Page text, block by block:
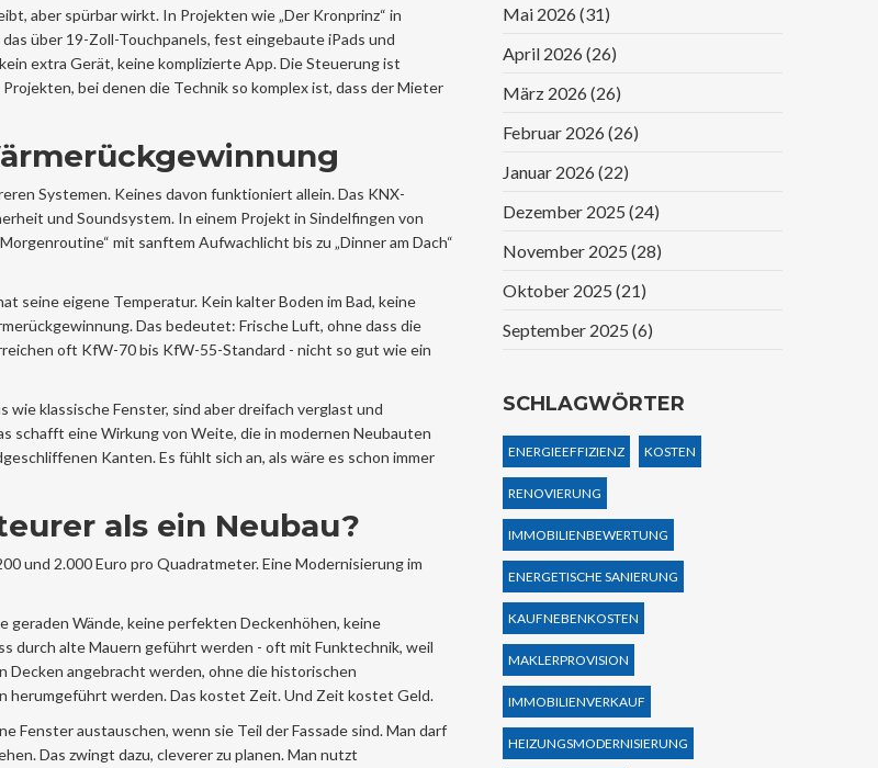
aber spürbar wirkt. In Projekten wie „Der Kronprinz“ in
über 19-Zoll-Touchpanels, fest eingebaute iPads und
extra Gerät, keine komplizierte App. Die Steuerung ist
bei denen die Technik so komplex ist, dass der Mieter
Systemen. Keines davon funktioniert allein. Das KNX-
und Soundsystem. In einem Projekt in Sindelfingen von
mit sanftem Aufwachlicht bis zu „Dinner am Dach“
seine eigene Temperatur. Kein kalter Boden im Bad, keine
Das bedeutet: Frische Luft, ohne dass die
oft KfW-70 bis KfW-55-Standard - nicht so gut wie ein
klassische Fenster, sind aber dreifach verglast und
schafft eine Wirkung von Weite, die in modernen Neubauten
Kanten. Es fühlt sich an, als wäre es schon immer
als ein Neubau?
und 2.000 Euro pro Quadratmeter. Eine Modernisierung im
geraden Wände, keine perfekten Deckenhöhen, keine
durch alte Mauern geführt werden - oft mit Funktechnik, weil
Decken angebracht werden, ohne die historischen
herumgeführt werden. Das kostet Zeit. Und Zeit kostet Geld.
Fenster austauschen, wenn sie Teil der Fassade sind. Man darf
Das zwingt dazu, cleverer zu planen. Man nutzt
Mai 2026 (31)
April 2026 (26)
März 2026 (26)
Februar 2026 (26)
Januar 2026 (22)
Dezember 2025 (24)
November 2025 (28)
Oktober 2025 (21)
September 2025 (6)
SCHLAGWÖRTER
ENERGIEEFFIZIENZ KOSTEN
RENOVIERUNG
IMMOBILIENBEWERTUNG
ENERGETISCHE SANIERUNG
KAUFNEBENKOSTEN
MAKLERPROVISION
IMMOBILIENVERKAUF
HEIZUNGSMODERNISIERUNG